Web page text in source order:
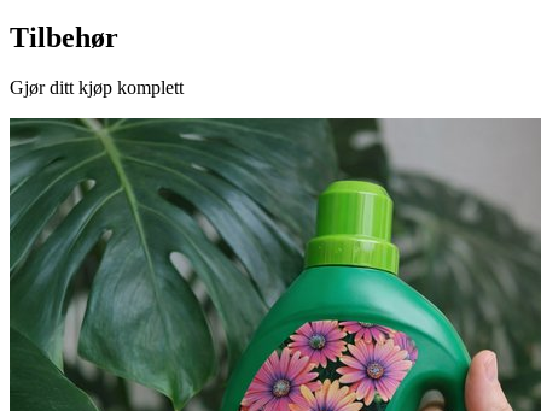
Tilbehør
Gjør ditt kjøp komplett